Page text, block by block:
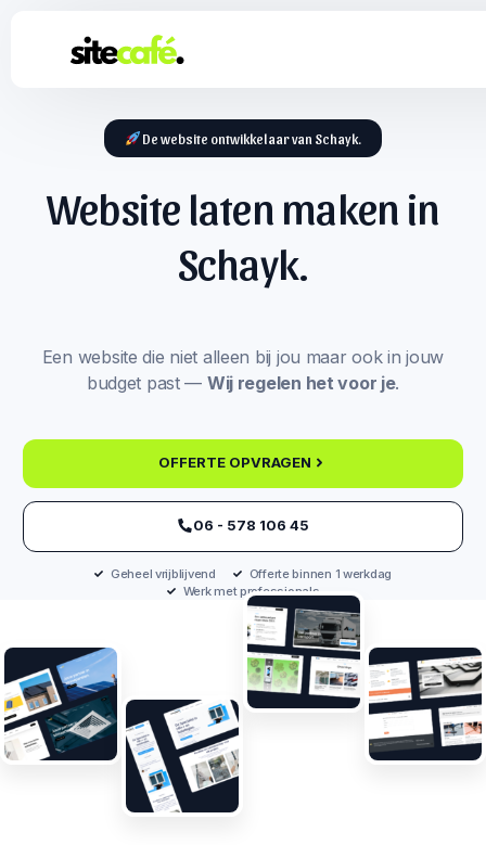
De website ontwikkelaar van Schayk.
Website laten maken in
Schayk.
Een website die niet alleen bij jou maar ook in jouw
budget past — Wij regelen het voor je.
OFFERTE OPVRAGEN
‪06 - 578 106 45‬
Geheel vrijblijvend
Offerte binnen 1 werkdag
Werk met professionals